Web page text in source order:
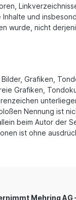
und
wurde, nicht
Grafiken,
Grafiken,
Nennung ist
beim Autor der
ist ohne
Mehring AG